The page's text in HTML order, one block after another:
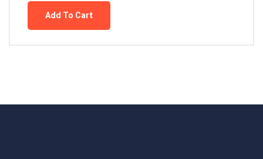
Add To Cart